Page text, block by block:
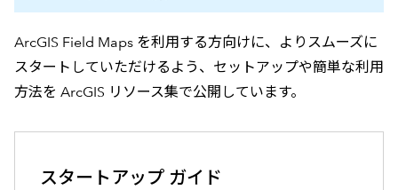
ArcGIS Field Maps を利用する方向けに、よりスムーズに
スタートしていただけるよう、セットアップや簡単な利用
方法を ArcGIS リソース集で公開しています。
スタートアップ ガイド